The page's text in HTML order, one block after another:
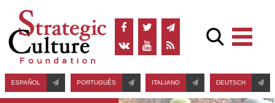
ESPAÑOL PORTUGUÊS ITALIANO DEUTSCH